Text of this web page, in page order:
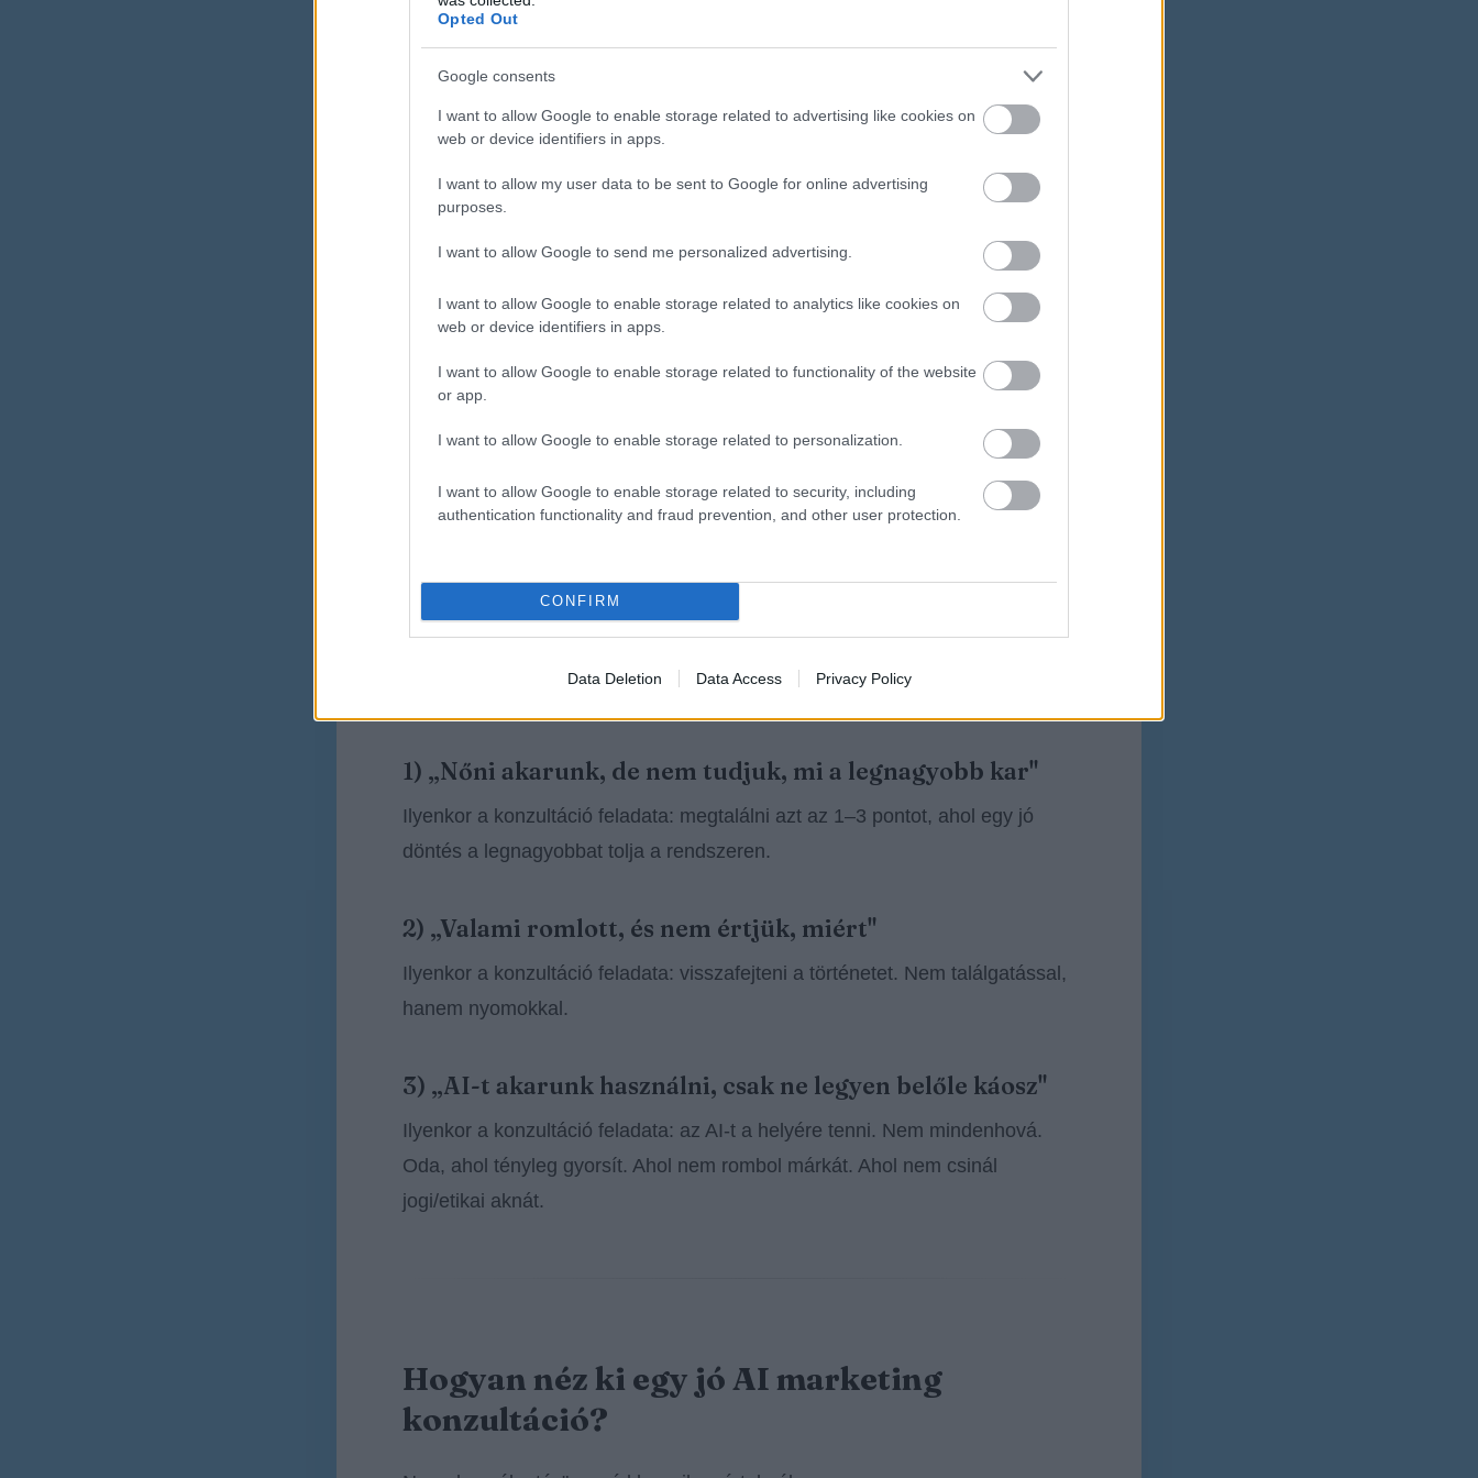
Opted Out
Google consents
I want to allow Google to enable storage related to advertising like cookies on
web or device identifiers in apps.
I want to allow my user data to be sent to Google for online advertising
purposes.
I want to allow Google to send me personalized advertising.
I want to allow Google to enable storage related to analytics like cookies on
web or device identifiers in apps.
I want to allow Google to enable storage related to functionality of the website
or app.
I want to allow Google to enable storage related to personalization.
I want to allow Google to enable storage related to security, including
authentication functionality and fraud prevention, and other user protection.
CONFIRM
Data Deletion Data Access Privacy Policy
prioritási sorrendet(mihez nyúlj először),
Nem több információ.
Mikor érdemes AI marketing konzultációt
kérni?
A legtöbben akkor keresnek tanácsadást, amikor valami „érthetetlen".
rosszak. A forgalom nő, de a bevétel nem. A hirdetés költ, de nem ad vissza.
A SEO hoz látogatókat, de a telefon nem csörög.
1) „Nőni akarunk, de nem tudjuk, mi a legnagyobb kar"
Ilyenkor a konzultáció feladata: megtalálni azt az 1–3 pontot, ahol egy jó
döntés a legnagyobbat tolja a rendszeren.
2) „Valami romlott, és nem értjük, miért"
Ilyenkor a konzultáció feladata: visszafejteni a történetet. Nem találgatással,
hanem nyomokkal.
3) „AI-t akarunk használni, csak ne legyen belőle káosz"
Ilyenkor a konzultáció feladata: az AI-t a helyére tenni. Nem mindenhová.
Oda, ahol tényleg gyorsít. Ahol nem rombol márkát. Ahol nem csinál
jogi/etikai aknát.
Hogyan néz ki egy jó AI marketing
konzultáció?